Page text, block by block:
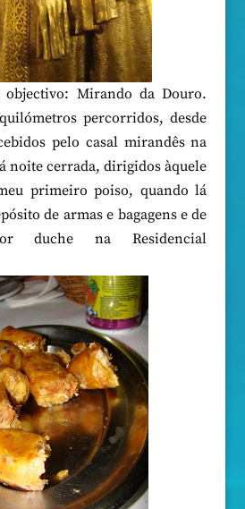
Mirando da Douro.
percorridos, desde
pelo casal mirandês na
noite cerrada, dirigidos àquele
primeiro poiso, quando lá
de armas e bagagens e de
duche na Residencial